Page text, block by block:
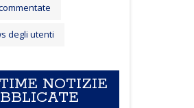
degli utenti
NOTIZIE